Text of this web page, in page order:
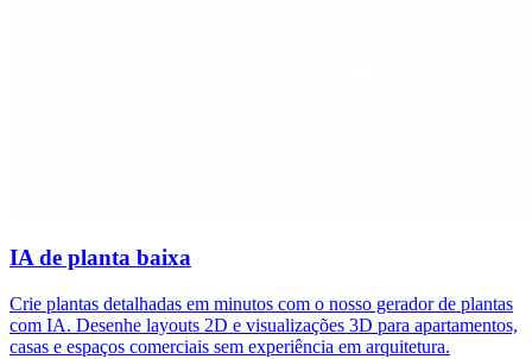
IA de planta baixa
Crie plantas detalhadas em minutos com o nosso gerador de plantas
com IA. Desenhe layouts 2D e visualizações 3D para apartamentos,
casas e espaços comerciais sem experiência em arquitetura.